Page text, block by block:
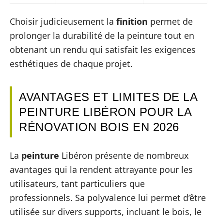
Choisir judicieusement la finition permet de
prolonger la durabilité de la peinture tout en
obtenant un rendu qui satisfait les exigences
esthétiques de chaque projet.
AVANTAGES ET LIMITES DE LA
PEINTURE LIBÉRON POUR LA
RÉNOVATION BOIS EN 2026
La peinture Libéron présente de nombreux
avantages qui la rendent attrayante pour les
utilisateurs, tant particuliers que
professionnels. Sa polyvalence lui permet d’être
utilisée sur divers supports, incluant le bois, le